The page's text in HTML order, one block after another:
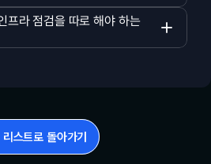
프라 점검을 따로 해야 하는
리스트로 돌아가기